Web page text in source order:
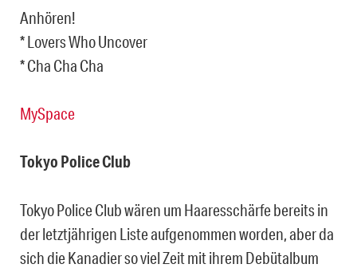
Anhören!
* Lovers Who Uncover
* Cha Cha Cha
MySpace
Tokyo Police Club
Tokyo Police Club wären um Haaresschärfe bereits in
der letztjährigen Liste aufgenommen worden, aber da
sich die Kanadier so viel Zeit mit ihrem Debütalbum